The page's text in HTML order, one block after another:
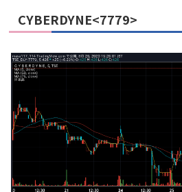
CYBERDYNE<7779>